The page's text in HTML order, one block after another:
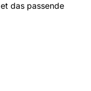
das passende